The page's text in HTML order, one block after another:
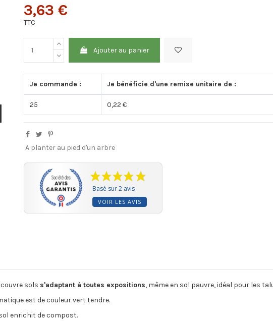
3,63 €
TTC
Ajouter au panier
Je commande : Je bénéficie d'une remise unitaire de :
25 0,22 €
A planter au pied d'un arbre
Basé sur 2 avis
VOIR LES AVIS
sols s'adaptant à toutes expositions, même en sol pauvre, idéal pour les
est de couleur vert tendre.
enrichit de compost.